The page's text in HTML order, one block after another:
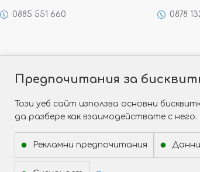
0885 551 660 0878
Предпочитания за
Този уеб сайт използва основни
да разбере как взаимодействате с
Рекламни предпочитания